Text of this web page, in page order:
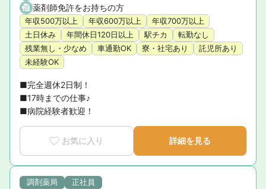
薬剤師免許をお持ちの方
年収500万以上 年収600万以上
年収700万以上
土日休み
年間休日120日以上 駅チカ
転勤なし
残業無し・少なめ
車通勤OK 寮・社宅あり
託児所あり
未経験OK
■完全週休2日制！
■17時までの仕事♪
■病院経験者歓迎！
お気に入り 詳細を見る
調剤薬局 正社員